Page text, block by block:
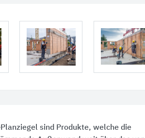
sind Produkte, welche die